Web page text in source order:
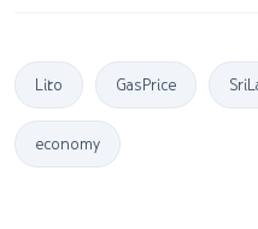
Litro GasPrice
economy